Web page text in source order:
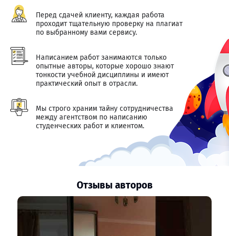
Перед сдачей клиенту, каждая работа
проходит тщательную проверку на плагиат
по выбранному вами сервису.
Написанием работ занимаются только
опытные авторы, которые хорошо знают
тонкости учебной дисциплины и имеют
практический опыт в отрасли.
Мы строго храним тайну сотрудничества
между агентством по написанию
студенческих работ и клиентом.
Отзывы авторов